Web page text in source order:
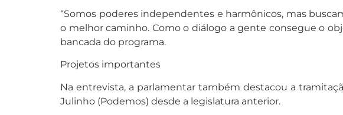
“Somos poderes independentes e harmônicos, mas
o melhor caminho. Como o diálogo a gente consegue o
bancada do programa.
Projetos importantes
Na entrevista, a parlamentar também destacou a
Julinho (Podemos) desde a legislatura anterior.